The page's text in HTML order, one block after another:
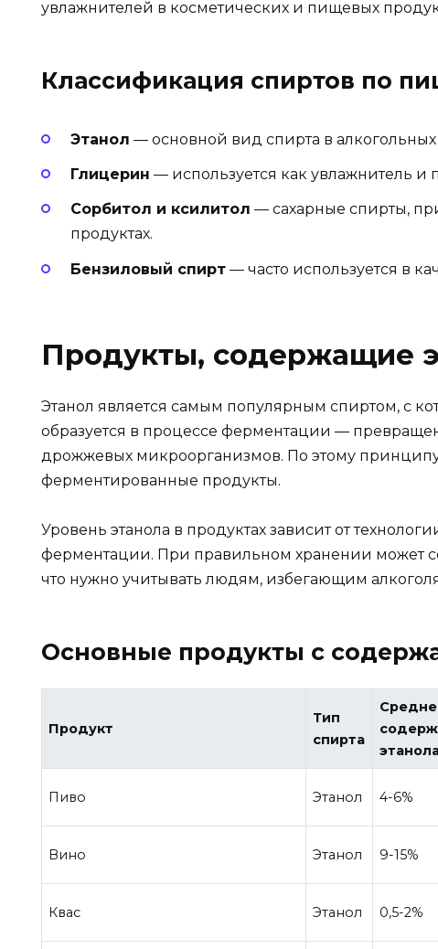
увлажнителей в косметических и пищевых
Классификация спиртов по
Этанол — основной вид спирта в алкогольных
Глицерин — используется как увлажнитель и
Сорбитол и ксилитол — сахарные спирты,
продуктах.
Бензиловый спирт — часто используется в
Продукты, содержащие
Этанол является самым популярным спиртом, с
образуется в процессе ферментации —
дрожжевых микроорганизмов. По этому
ферментированные продукты.
Уровень этанола в продуктах зависит от
ферментации. При правильном хранении может
что нужно учитывать людям, избегающим
Основные продукты с
Продукт
Тип
спирта
Пиво Этанол 4-6%
Вино Этанол 9-15%
Квас Этанол 0,5-2%